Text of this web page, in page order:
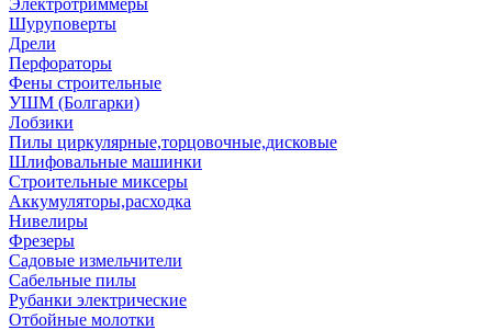
Электротриммеры
Шуруповерты
Дрели
Перфораторы
Фены строительные
УШМ (Болгарки)
Лобзики
Пилы циркулярные,торцовочные,дисковые
Шлифовальные машинки
Строительные миксеры
Аккумуляторы,расходка
Нивелиры
Фрезеры
Садовые измельчители
Сабельные пилы
Рубанки электрические
Отбойные молотки